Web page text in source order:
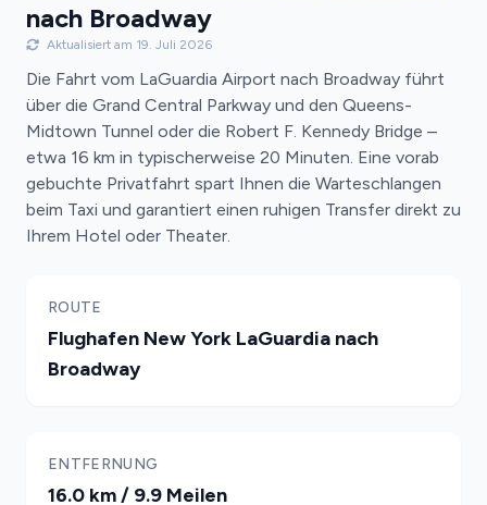
nach Broadway
Aktualisiert am 19. Juli 2026
Die Fahrt vom LaGuardia Airport nach Broadway führt
über die Grand Central Parkway und den Queens-
Midtown Tunnel oder die Robert F. Kennedy Bridge –
etwa 16 km in typischerweise 20 Minuten. Eine vorab
gebuchte Privatfahrt spart Ihnen die Warteschlangen
beim Taxi und garantiert einen ruhigen Transfer direkt zu
Ihrem Hotel oder Theater.
ROUTE
Flughafen New York LaGuardia nach
Broadway
ENTFERNUNG
16.0 km / 9.9 Meilen